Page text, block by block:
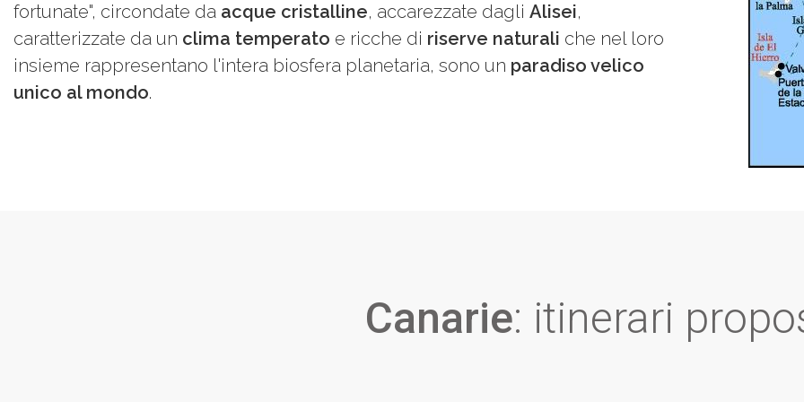
fortunate", circondate da acque cristalline, accarezzate dagli Alisei,
caratterizzate da un clima temperato e ricche di riserve naturali che nel loro
insieme rappresentano l'intera biosfera planetaria, sono un paradiso velico
unico al mondo.
Canarie: itinerari